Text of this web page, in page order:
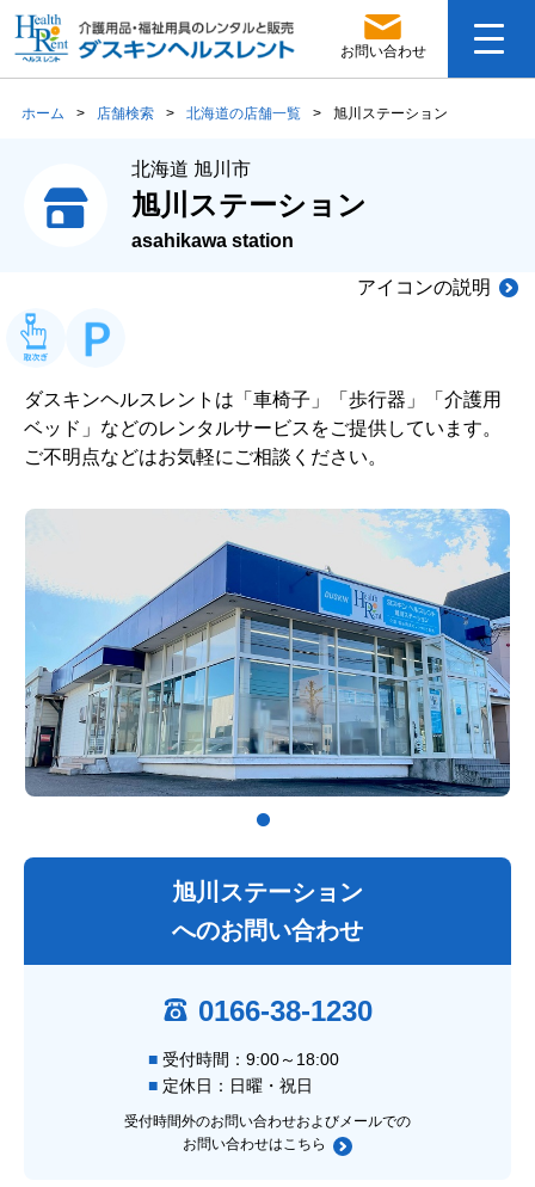
お問い合わせ
ホーム > 店舗検索 > 北海道の店舗一覧 > 旭川ステーション
北海道 旭川市
旭川ステーション
asahikawa station
アイコンの説明
ダスキンヘルスレントは「車椅子」「歩行器」「介護用
ベッド」などのレンタルサービスをご提供しています。
ご不明点などはお気軽にご相談ください。
旭川ステーション
へのお問い合わせ
0166-38-1230
受付時間：9:00～18:00
定休日：日曜・祝日
受付時間外のお問い合わせおよびメールでの
お問い合わせはこちら